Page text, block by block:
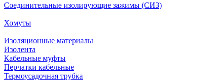
Соединительные изолирующие зажимы (СИЗ)
Хомуты
Изоляционные материалы
Изолента
Кабельные муфты
Перчатки кабельные
Термоусадочная трубка